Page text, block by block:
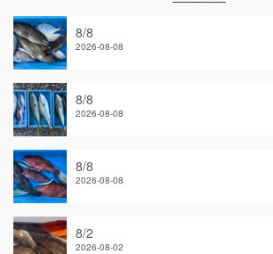
8/8
2026-08-08
8/8
2026-08-08
8/8
2026-08-08
8/2
2026-08-02